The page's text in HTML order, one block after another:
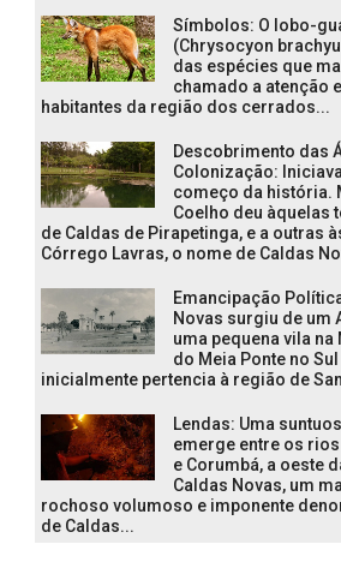
Símbolos: O lobo-
(Chrysocyon
das espécies que
chamado a atenção
habitantes da região dos cerrados...
Descobrimento das
Colonização:
começo da história.
Coelho deu àquelas
de Caldas de Pirapetinga, e a outras
Córrego Lavras, o nome de Caldas
Emancipação
Novas surgiu de um
uma pequena vila
do Meia Ponte no
inicialmente pertencia à região de
Lendas: Uma
emerge entre os
e Corumbá, a oeste
Caldas Novas, um
rochoso volumoso e imponente
de Caldas...